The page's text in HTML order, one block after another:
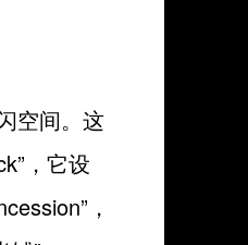
空间。这
，它设
，